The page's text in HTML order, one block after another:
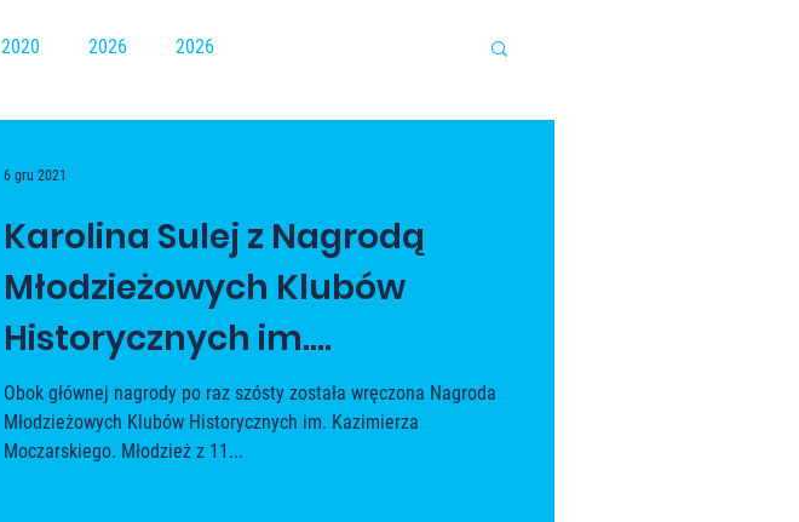
2020 2026 2026
Karolina Sulej z Nagrodą
Młodzieżowych Klubów
Historycznych im.
Kazimierza Moczarskiego w
roku 2021!
Obok głównej nagrody po raz szósty została wręczona Nagroda
Młodzieżowych Klubów Historycznych im. Kazimierza
Moczarskiego. Młodzież z 11...
6 gru 2021